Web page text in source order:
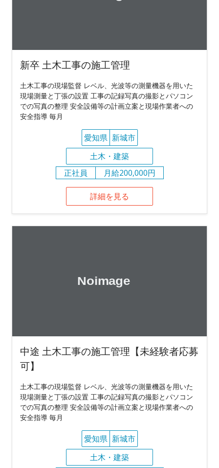
新卒 土木工事の施工管理
土木工事の現場監督 レベル、光波等の測量機器を用いた
現場測量と丁張の設置 工事の記録写真の撮影とパソコン
での写真の整理 安全設備等の計画立案と現場作業者への
安全指導 毎月
愛知県 新城市
土木・建築
正社員
月給200,000円
詳細を見る
中途 土木工事の施工管理【未経験者応募
可】
土木工事の現場監督 レベル、光波等の測量機器を用いた
現場測量と丁張の設置 工事の記録写真の撮影とパソコン
での写真の整理 安全設備等の計画立案と現場作業者への
安全指導 毎月
愛知県 新城市
土木・建築